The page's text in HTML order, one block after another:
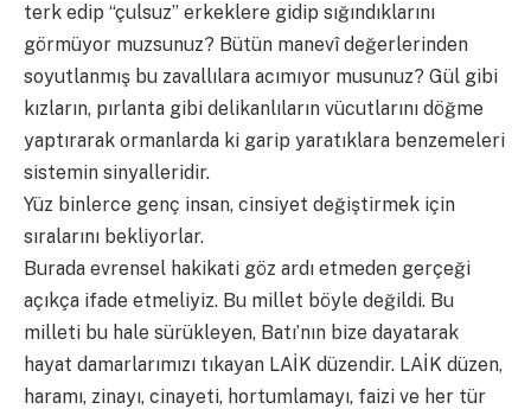
terk edip “çulsuz” erkeklere gidip sığındıklarını
görmüyor muzsunuz? Bütün manevî değerlerinden
soyutlanmış bu zavallılara acımıyor musunuz? Gül gibi
kızların, pırlanta gibi delikanlıların vücutlarını döğme
yaptırarak ormanlarda ki garip yaratıklara benzemeleri
sistemin sinyalleridir.
Yüz binlerce genç insan, cinsiyet değiştirmek için
sıralarını bekliyorlar.
Burada evrensel hakikati göz ardı etmeden gerçeği
açıkça ifade etmeliyiz. Bu millet böyle değildi. Bu
milleti bu hale sürükleyen, Batı’nın bize dayatarak
hayat damarlarımızı tıkayan LAİK düzendir. LAİK düzen,
haramı, zinayı, cinayeti, hortumlamayı, faizi ve her tür